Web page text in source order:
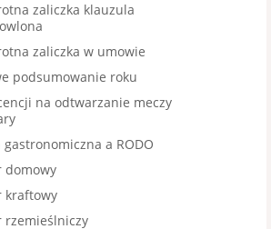
zaliczka klauzula
zaliczka w umowie
podsumowanie roku
na odtwarzanie meczy
a RODO
domowy
kraftowy
rzemieślniczy